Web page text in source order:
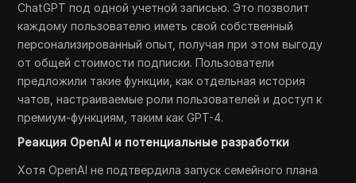
ChatGPT под одной учетной записью. Это позволит
каждому пользователю иметь свой собственный
персонализированный опыт, получая при этом выгоду
от общей стоимости подписки. Пользователи
предложили такие функции, как отдельная история
чатов, настраиваемые роли пользователей и доступ к
премиум-функциям, таким как GPT-4.
Реакция OpenAI и потенциальные разработки
Хотя OpenAI не подтвердила запуск семейного плана